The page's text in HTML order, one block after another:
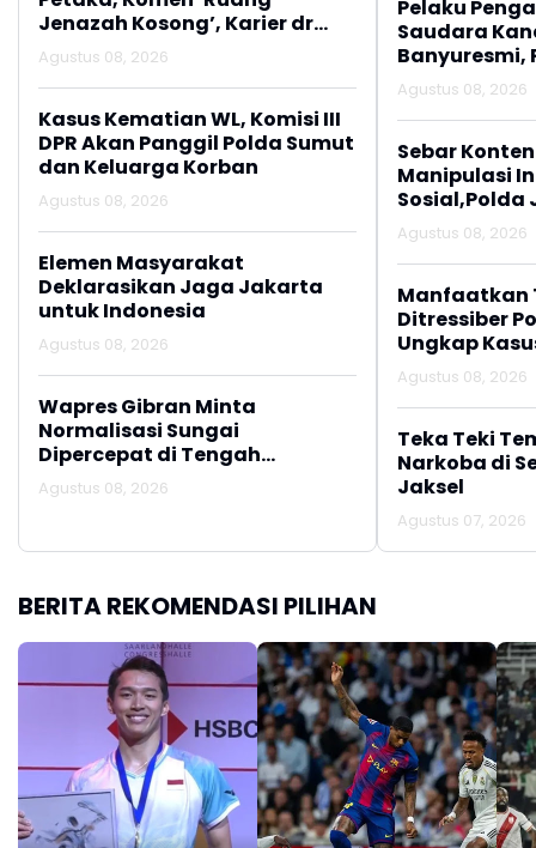
Jenazah Kosong’, Karier dr
Beni di RSUD Ruteng Berakhir
Agustus 08, 2026
Kasus Kematian WL, Komisi III
DPR Akan Panggil Polda Sumut
dan Keluarga Korban
Agustus 08, 2026
Elemen Masyarakat
Deklarasikan Jaga Jakarta
untuk Indonesia
Agustus 08, 2026
Wapres Gibran Minta
Normalisasi Sungai
Dipercepat di Tengah
Pemulihan Pascabencana
Agustus 08, 2026
Pelaku
Saudara
Banyuresmi,
Amankan
dari 24 Jam
Agustus 08, 2026
Sebar
Manipulasi
Sosial,Polda
Dua Pria
Agustus 08, 2026
Manfaatkan
Ditressiber
Ungkap
Kebencian
Agustus 08, 2026
Teka Teki
Narkoba di
Jaksel
Agustus 07, 2026
BERITA REKOMENDASI PILIHAN